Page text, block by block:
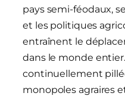
pays semi-féodaux,
et les politiques
entraînent le
dans le monde
continuellement
monopoles agraires